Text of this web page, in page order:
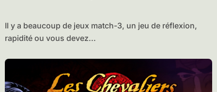
Il y a beaucoup de jeux match-3, un jeu de réflexion,
rapidité ou vous devez...